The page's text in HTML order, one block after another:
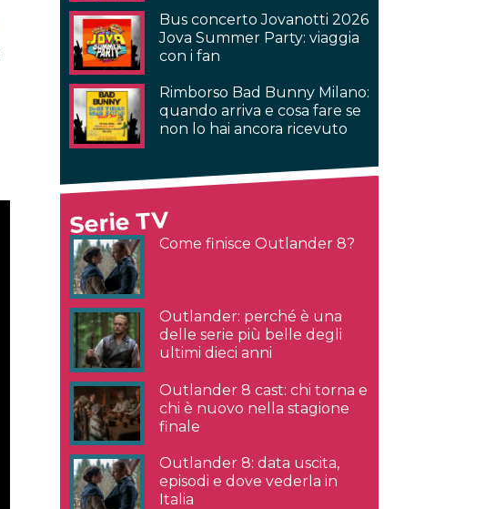
Bus concerto Jovanotti 2026
Jova Summer Party: viaggia
con i fan
Rimborso Bad Bunny Milano:
quando arriva e cosa fare se
non lo hai ancora ricevuto
Serie TV
Come finisce Outlander 8?
Outlander: perché è una
delle serie più belle degli
ultimi dieci anni
Outlander 8 cast: chi torna e
chi è nuovo nella stagione
finale
Outlander 8: data uscita,
episodi e dove vederla in
Italia